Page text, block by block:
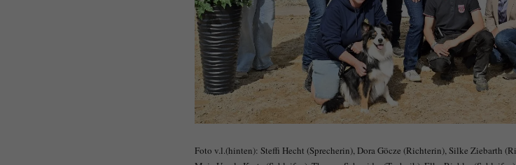
Foto v.l.(hinten): Steffi Hecht (Sprecherin), Dora Göcze (Richterin), Silke Ziebarth